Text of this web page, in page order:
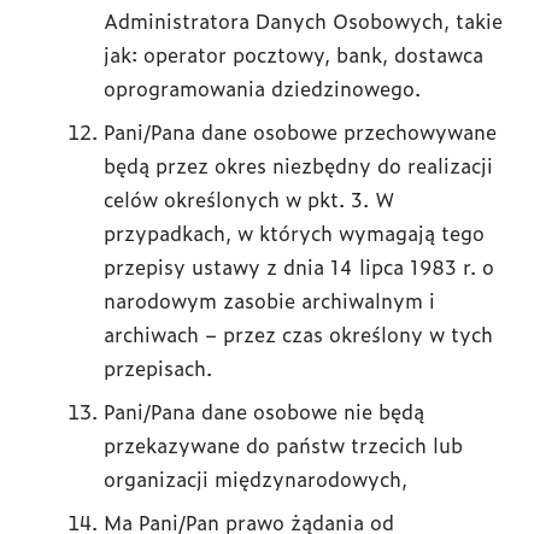
Administratora Danych Osobowych, takie
jak: operator pocztowy, bank, dostawca
oprogramowania dziedzinowego.
Pani/Pana dane osobowe przechowywane
będą przez okres niezbędny do realizacji
celów określonych w pkt. 3. W
przypadkach, w których wymagają tego
przepisy ustawy z dnia 14 lipca 1983 r. o
narodowym zasobie archiwalnym i
archiwach – przez czas określony w tych
przepisach.
Pani/Pana dane osobowe nie będą
przekazywane do państw trzecich lub
organizacji międzynarodowych,
Ma Pani/Pan prawo żądania od